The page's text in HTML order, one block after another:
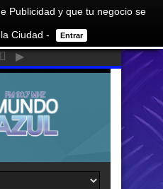
Publicidad y que tu negocio se
Ciudad - Entrar